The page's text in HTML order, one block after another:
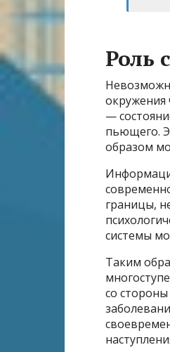
Роль
окружения
—
пьющего.
образом
границы,
системы
Таким
со